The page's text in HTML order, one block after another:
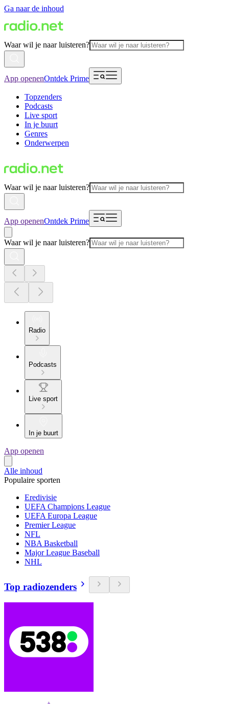
Ga naar de inhoud
Waar wil je naar luisteren?
App openenOntdek Prime
Topzenders
Podcasts
Live sport
In je buurt
Genres
Onderwerpen
Waar wil je naar luisteren?
App openenOntdek Prime
Waar wil je naar luisteren?
Radio
Podcasts
Live sport
In je buurt
App openen
Alle inhoud
Populaire sporten
Eredivisie
UEFA Champions League
UEFA Europa League
Premier League
NFL
NBA Basketball
Major League Baseball
NHL
Top radiozenders